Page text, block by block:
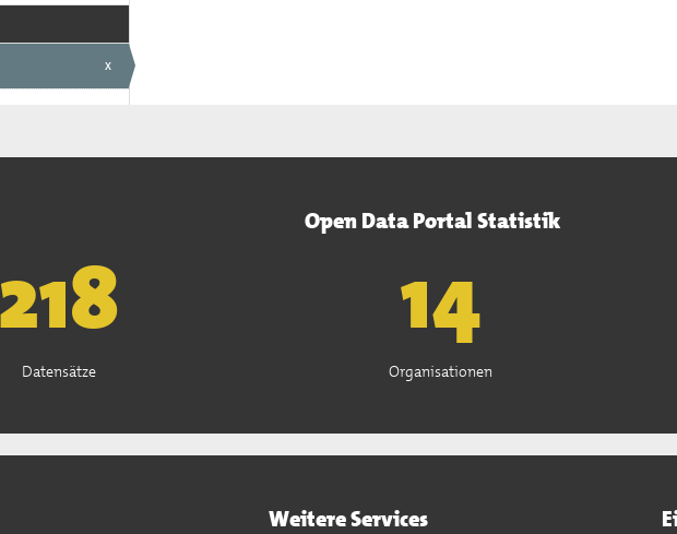
x
Open Data Portal Statistik
221
Datensätze
15
Organisationen
Weitere Services